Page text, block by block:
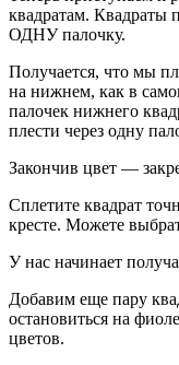
квадратам. Квадраты
ОДНУ палочку.
Получается, что мы
на нижнем, как в
палочек нижнего
плести через одну
Закончив цвет —
Сплетите квадрат
кресте. Можете
У нас начинает
Добавим еще пару
остановиться на
цветов.